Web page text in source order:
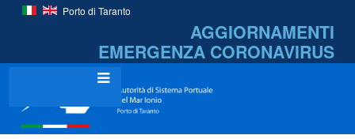
Porto di Taranto
AGGIORNAMENTI
EMERGENZA CORONAVIRUS